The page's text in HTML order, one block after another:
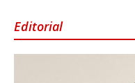
Editorial